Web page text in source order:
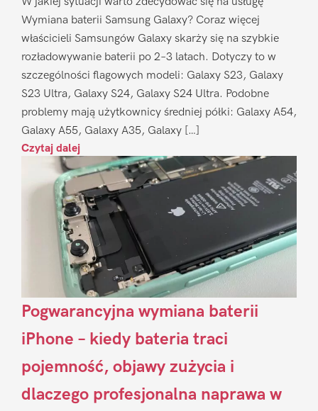
Wymiana baterii Samsung Galaxy? Coraz więcej
właścicieli Samsungów Galaxy skarży się na szybkie
rozładowywanie baterii po 2–3 latach. Dotyczy to w
szczególności flagowych modeli: Galaxy S23, Galaxy
S23 Ultra, Galaxy S24, Galaxy S24 Ultra. Podobne
problemy mają użytkownicy średniej półki: Galaxy A54,
Galaxy A55, Galaxy A35, Galaxy […]
Czytaj dalej
Pogwarancyjna wymiana baterii
iPhone – kiedy bateria traci
pojemność, objawy zużycia i
dlaczego profesjonalna naprawa w